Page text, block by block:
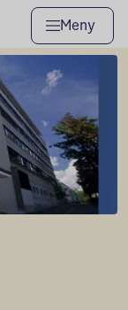
Meny